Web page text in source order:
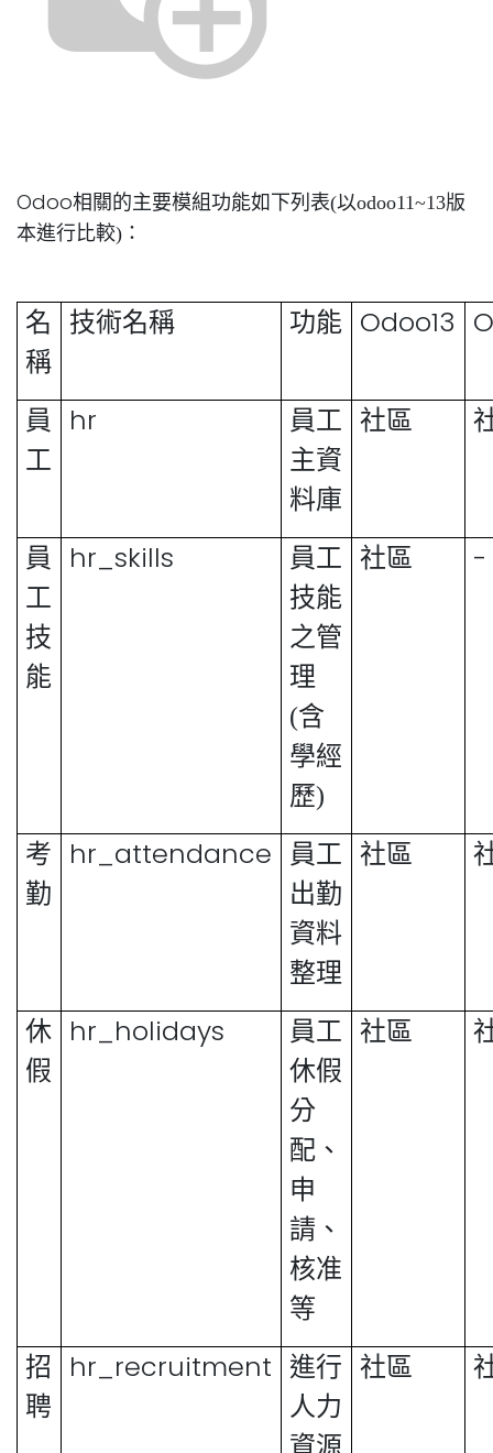
Odoo相關的主要模組功能如下列表(以odoo11~13版
本進行比較) ：
名
稱
技術名稱 功能 Odoo13
員
工
hr
員工
主資
料庫
社區
員
工
技
能
hr_skills
員工
技能
之管
理
(含
學經
歷)
社區 -
考
勤
hr_attendance
員工
出勤
資料
整理
社區
休
假
hr_holidays
員工
休假
分
配、
申
請、
核准
等
社區
招
聘
hr_recruitment
進行
人力
資源
社區